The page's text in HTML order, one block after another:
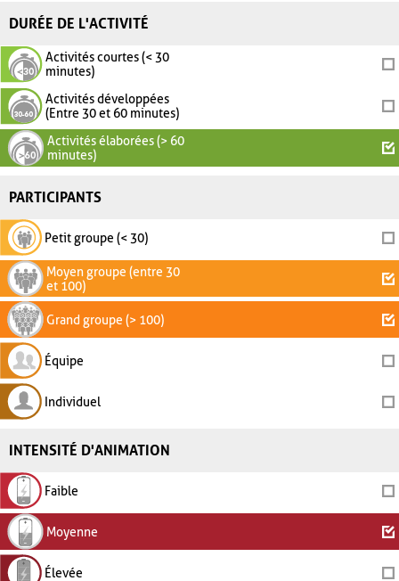
DURÉE DE L'ACTIVITÉ
Activités courtes (< 30
minutes)
Activités développées
(Entre 30 et 60 minutes)
Activités élaborées (> 60
minutes)
PARTICIPANTS
Petit groupe (< 30)
Moyen groupe (entre 30
et 100)
Grand groupe (> 100)
Équipe
Individuel
INTENSITÉ D'ANIMATION
Faible
Moyenne
Élevée